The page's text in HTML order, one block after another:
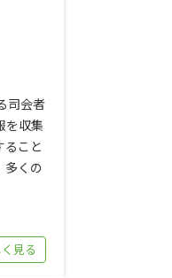
司会者
を収集
ること
多くの
見る